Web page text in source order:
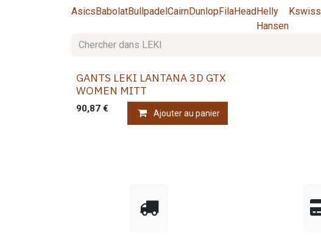
AsicsBabolatBullpadelCairnDunlopFilaHeadHelly
Hansen
Kswiss
GANTS LEKI LANTANA 3D GTX
WOMEN MITT
90,87 € Ajouter au panier